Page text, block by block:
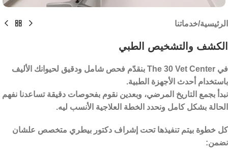
الرئيسية/خدماتنا
الكشف والتشخيص الطبي
في The 30 Vet Center بنقدّم فحص شامل ودقيق لحيوانك الأليف
باستخدام أحدث الأجهزة الطبية.
نبدأ بجمع التاريخ المرضي، وبعدين نقوم بفحوصات دقيقة تساعدنا نفهم
الحالة بشكل كامل ونحدد الخطة العلاجية الأنسب ليه.
كل خطوة بيتم تنفيذها تحت إشراف دكتور بيطري متخصص علشان
نضمن: